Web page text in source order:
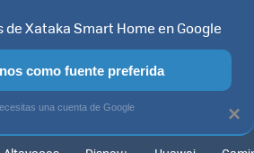
SMART TV SELECCIÓN
×
de Xataka Smart Home en Google
como fuente preferida
una cuenta de Google